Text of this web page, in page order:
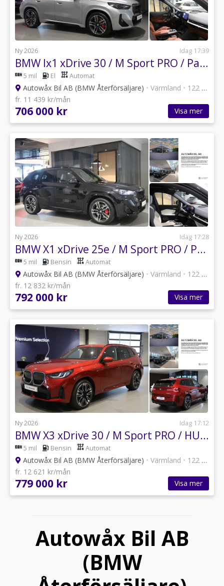
Ny 2026 Idag 17:39
BMW Ix1 xDrive 30 / M Sport PRO / Panorama / HUD / HK
5 mil El Automat
Autowåx Bil AB (BMW Återförsäljare) • Värmland • 122 annonser
fr. 11 439 kr/mån
706 000 kr Visa mer
Ny 2026 Idag 17:28
BMW X1 xDrive 25e / M Sport PRO / Panorama / Premium / 19"
5 mil Bensin Automat
Autowåx Bil AB (BMW Återförsäljare) • Värmland • 122 annonser
fr. 12 832 kr/mån
792 000 kr Visa mer
Ny 2026 Idag 17:12
BMW X3 xDrive 30 / M Sport PRO / HUD / Läder - Businesspris*
5 mil Bensin Automat
Autowåx Bil AB (BMW Återförsäljare) • Värmland • 122 annonser
fr. 12 621 kr/mån
779 000 kr Visa mer
Autowåx Bil AB
(BMW